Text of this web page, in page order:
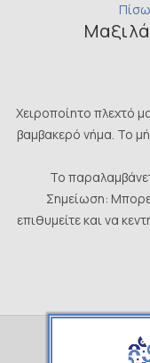
Χειροποίητο πλεχτό
βαμβακερό νήμα. Το
Το
Σημείωση:
επιθυμείτε και να